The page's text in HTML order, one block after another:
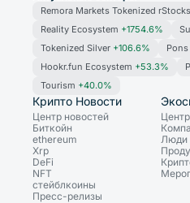
Remora Markets Tokenized rStocks
Reality Ecosystem +1754.6%
Tokenized Silver +106.6%
Hookr.fun Ecosystem +53.3%
Tourism +40.0%
Крипто Новости
Центр новостей
Биткойн
ethereum
Xrp
DeFi
NFT
стейблкоины
Пресс-релизы
Люди